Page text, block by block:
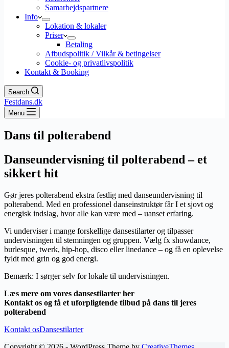
Samarbejdspartnere
Info
Lokation & lokaler
Priser
Betaling
Afbudspolitik / Vilkår & betingelser
Cookie- og privatlivspolitik
Kontakt & Booking
Search
Festdans.dk
Menu
Dans til polterabend
Danseundervisning til polterabend – et
sikkert hit
Gør jeres polterabend ekstra festlig med danseundervisning til
polterabend. Med en professionel danseinstruktør får I et sjovt og
energisk indslag, hvor alle kan være med – uanset erfaring.
Vi underviser i mange forskellige dansestilarter og tilpasser
undervisningen til stemningen og gruppen. Vælg fx showdance,
burlesque, twerk, hip-hop, disco eller linedance – og få en oplevelse
fyldt med grin og god energi.
Bemærk: I sørger selv for lokale til undervisningen.
Læs mere om vores dansestilarter her
Kontakt os og få et uforpligtende tilbud på dans til jeres
polterabend
Kontakt osDansestilarter